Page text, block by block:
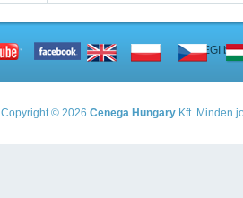
A PEGI
Copyright © 2026 Cenega Hungary Kft. Minden